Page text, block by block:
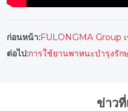
ก่อนหน้า:
ต่อไป:
ข่าวที่